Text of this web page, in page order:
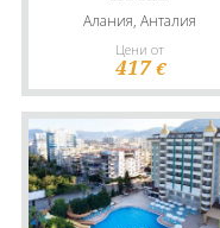
Алания, Анталия
Цени от
417 €